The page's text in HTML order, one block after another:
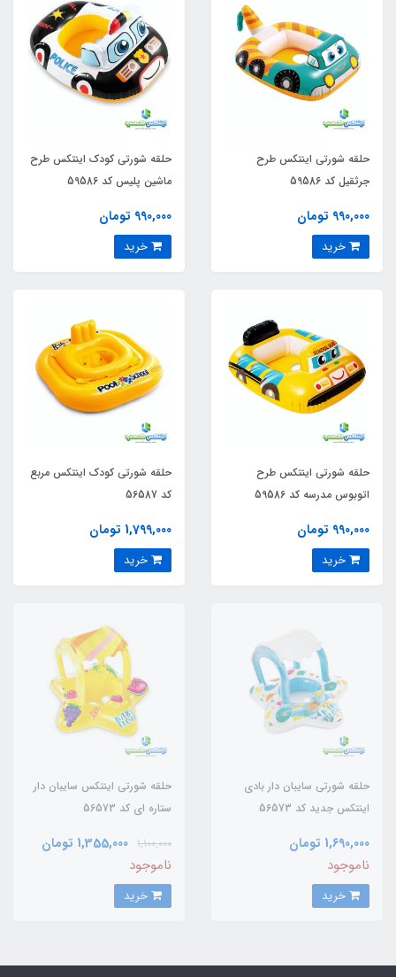
حلقه شورتی اینتکس طرح
جرثقیل کد 59586
990,000 تومان
حلقه شورتی کودک اینتکس طرح
ماشین پلیس کد 59586
990,000 تومان
حلقه شورتی اینتکس طرح
اتوبوس مدرسه کد 59586
990,000 تومان
حلقه شورتی کودک اینتکس مربع
کد 56587
1,799,000 تومان
حلقه شورتی سایبان دار بادی
اینتکس جدید کد 56573
1,690,000 تومان
ناموجود
حلقه شورتی اینتکس سایبان دار
ستاره ای کد 56573
1,100,000 1,355,000 تومان
ناموجود